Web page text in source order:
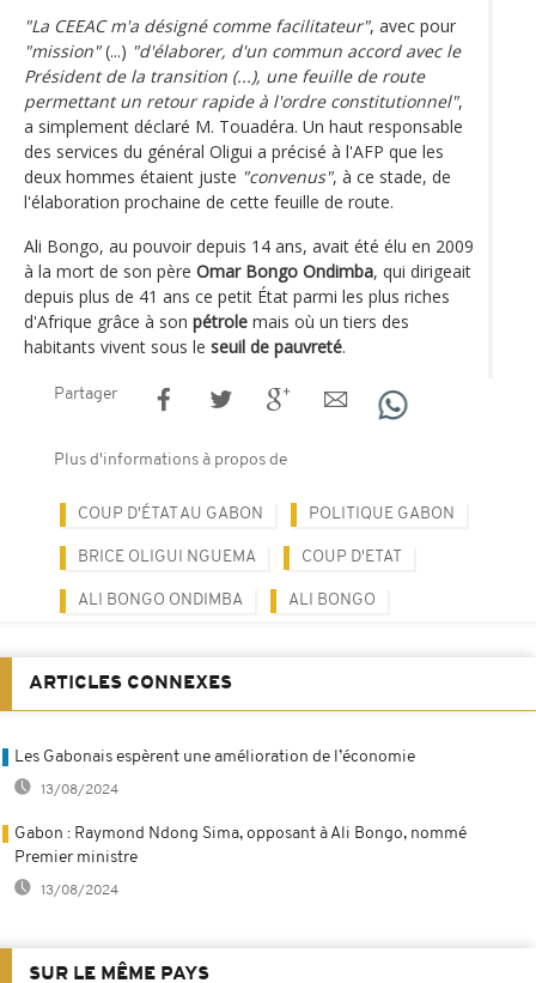
"La CEEAC m'a désigné comme facilitateur", avec pour
"mission"(...) "d'élaborer, d'un commun accord avec le
Président de la transition (...), une feuille de route
permettant un retour rapide à l'ordre constitutionnel",
a simplement déclaré M. Touadéra. Un haut responsable
des services du général Oligui a précisé à l'AFP que les
deux hommes étaient juste "convenus", à ce stade, de
l'élaboration prochaine de cette feuille de route.
Ali Bongo, au pouvoir depuis 14 ans, avait été élu en 2009
à la mort de son père Omar Bongo Ondimba, qui dirigeait
depuis plus de 41 ans ce petit État parmi les plus riches
d'Afrique grâce à son pétrole mais où un tiers des
habitants vivent sous le seuil de pauvreté.
Partager
Plus d'informations à propos de
COUP D'ÉTAT AU GABON POLITIQUE GABON
BRICE OLIGUI NGUEMA COUP D'ETAT
ALI BONGO ONDIMBA ALI BONGO
ARTICLES CONNEXES
Les Gabonais espèrent une amélioration de l’économie
13/08/2024
Gabon : Raymond Ndong Sima, opposant à Ali Bongo, nommé
Premier ministre
13/08/2024
SUR LE MÊME PAYS